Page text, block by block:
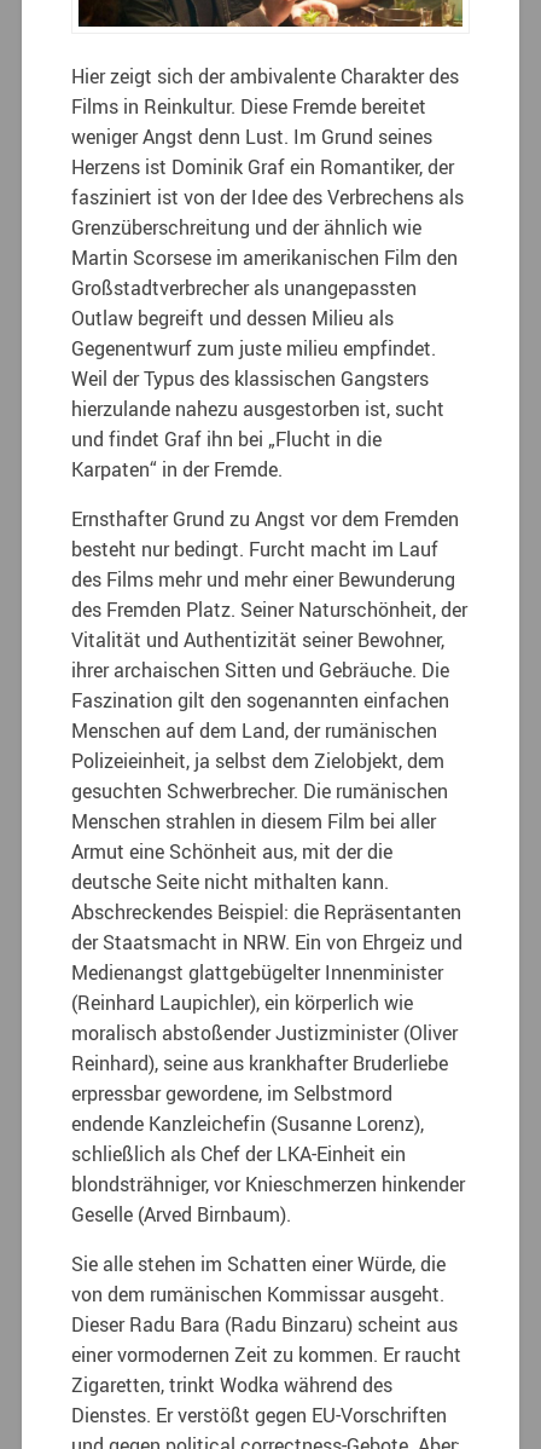
Hier zeigt sich der ambivalente Charakter des
Films in Reinkultur. Diese Fremde bereitet
weniger Angst denn Lust. Im Grund seines
Herzens ist Dominik Graf ein Romantiker, der
fasziniert ist von der Idee des Verbrechens als
Grenzüberschreitung und der ähnlich wie
Martin Scorsese im amerikanischen Film den
Großstadtverbrecher als unangepassten
Outlaw begreift und dessen Milieu als
Gegenentwurf zum juste milieu empfindet.
Weil der Typus des klassischen Gangsters
hierzulande nahezu ausgestorben ist, sucht
und findet Graf ihn bei „Flucht in die
Karpaten“ in der Fremde.
Ernsthafter Grund zu Angst vor dem Fremden
besteht nur bedingt. Furcht macht im Lauf
des Films mehr und mehr einer Bewunderung
des Fremden Platz. Seiner Naturschönheit, der
Vitalität und Authentizität seiner Bewohner,
ihrer archaischen Sitten und Gebräuche. Die
Faszination gilt den sogenannten einfachen
Menschen auf dem Land, der rumänischen
Polizeieinheit, ja selbst dem Zielobjekt, dem
gesuchten Schwerbrecher. Die rumänischen
Menschen strahlen in diesem Film bei aller
Armut eine Schönheit aus, mit der die
deutsche Seite nicht mithalten kann.
Abschreckendes Beispiel: die Repräsentanten
der Staatsmacht in NRW. Ein von Ehrgeiz und
Medienangst glattgebügelter Innenminister
(Reinhard Laupichler), ein körperlich wie
moralisch abstoßender Justizminister (Oliver
Reinhard), seine aus krankhafter Bruderliebe
erpressbar gewordene, im Selbstmord
endende Kanzleichefin (Susanne Lorenz),
schließlich als Chef der LKA-Einheit ein
blondsträhniger, vor Knieschmerzen hinkender
Geselle (Arved Birnbaum).
Sie alle stehen im Schatten einer Würde, die
von dem rumänischen Kommissar ausgeht.
Dieser Radu Bara (Radu Binzaru) scheint aus
einer vormodernen Zeit zu kommen. Er raucht
Zigaretten, trinkt Wodka während des
Dienstes. Er verstößt gegen EU-Vorschriften